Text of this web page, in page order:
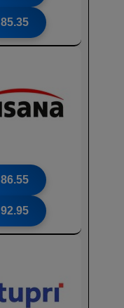
85.35
86.55
92.95